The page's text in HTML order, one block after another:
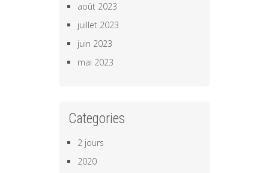
août 2023
juillet 2023
juin 2023
mai 2023
Categories
2 jours
2020